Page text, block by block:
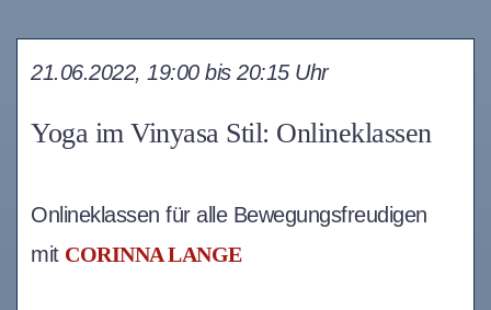
Yoga im Vinyasa Stil: Onlineklassen
21.06.2022, 19:00 bis 20:15 Uhr
Onlineklassen für alle Bewegungsfreudigen
mit CORINNA LANGE